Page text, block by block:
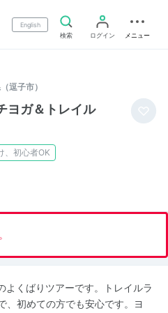
English
検索
ログイン メニュー
逗子市）
ヨガ＆トレイル
、初心者OK
よくばりツアーです。トレイルラ
、初めての方でも安心です。ヨ